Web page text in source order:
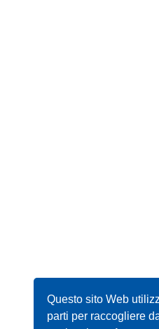
Questo sito Web
parti per raccogliere